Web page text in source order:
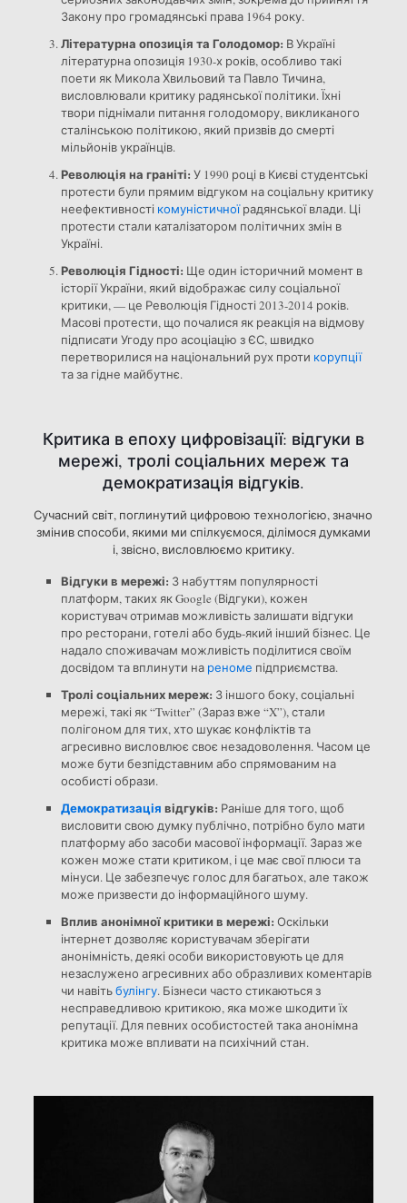
Закону про громадянські права 1964 року.
Літературна опозиція та Голодомор: В Україні
літературна опозиція 1930-х років, особливо такі
поети як Микола Хвильовий та Павло Тичина,
висловлювали критику радянської політики. Їхні
твори піднімали питання голодомору, викликаного
сталінською політикою, який призвів до смерті
мільйонів українців.
Революція на граніті: У 1990 році в Києві студентські
протести були прямим відгуком на соціальну критику
неефективності комуністичноїрадянської влади. Ці
протести стали каталізатором політичних змін в
Україні.
Революція Гідності: Ще один історичний момент в
історії України, який відображає силу соціальної
критики, — це Революція Гідності 2013-2014 років.
Масові протести, що почалися як реакція на відмову
підписати Угоду про асоціацію з ЄС, швидко
перетворилися на національний рух проти корупції
та за гідне майбутнє.
Критика в епоху цифровізації: відгуки в
мережі, тролі соціальних мереж та
демократизація відгуків.
Сучасний світ, поглинутий цифровою технологією, значно
змінив способи, якими ми спілкуємося, ділімося думками
і, звісно, висловлюємо критику.
Відгуки в мережі: З набуттям популярності
платформ, таких як Google (Відгуки), кожен
користувач отримав можливість залишати відгуки
про ресторани, готелі або будь-який інший бізнес. Це
надало споживачам можливість поділитися своїм
досвідом та вплинути на реноме підприємства.
Тролі соціальних мереж: З іншого боку, соціальні
мережі, такі як “Twitter” (Зараз вже “X”), стали
полігоном для тих, хто шукає конфліктів та
агресивно висловлює своє незадоволення. Часом це
може бути безпідставним або спрямованим на
особисті образи.
Демократизація відгуків: Раніше для того, щоб
висловити свою думку публічно, потрібно було мати
платформу або засоби масової інформації. Зараз же
кожен може стати критиком, і це має свої плюси та
мінуси. Це забезпечує голос для багатьох, але також
може призвести до інформаційного шуму.
Вплив анонімної критики в мережі: Оскільки
інтернет дозволяє користувачам зберігати
анонімність, деякі особи використовують це для
незаслужено агресивних або образливих коментарів
чи навітьбулінгу. Бізнеси часто стикаються з
несправедливою критикою, яка може шкодити їх
репутації. Для певних особистостей така анонімна
критика може впливати на психічний стан.